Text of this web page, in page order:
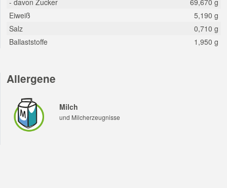
Eiweiß
5,190 g
Salz
0,710 g
Ballaststoffe
1,950 g
Allergene
Milch
und Milcherzeugnisse